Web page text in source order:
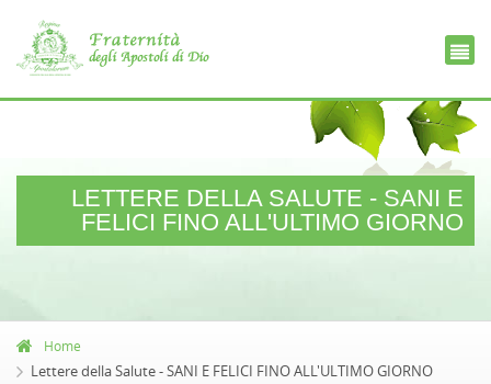
LETTERE DELLA SALUTE - SANI E
FELICI FINO ALL'ULTIMO GIORNO
Home
Lettere della Salute - SANI E FELICI FINO ALL'ULTIMO GIORNO